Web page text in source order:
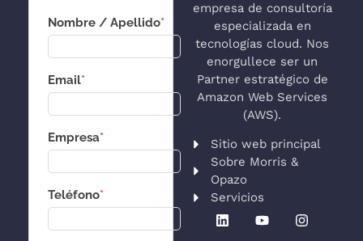
Nombre / Apellido*
Email*
Empresa*
Teléfono*
empresa de consultoría
especializada en
tecnologías cloud. Nos
enorgullece ser un
Partner estratégico de
Amazon Web Services
(AWS).
Sitio web principal
Sobre Morris &
Opazo
Servicios